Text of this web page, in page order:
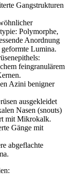
Gangstrukturen
Polymorphe,
Anordnung
Lumina.
feingranulärem
Azini benigner
ausgekleidet
Nasen (snouts)
mit Mikrokalk.
Gänge mit
abgeflachte